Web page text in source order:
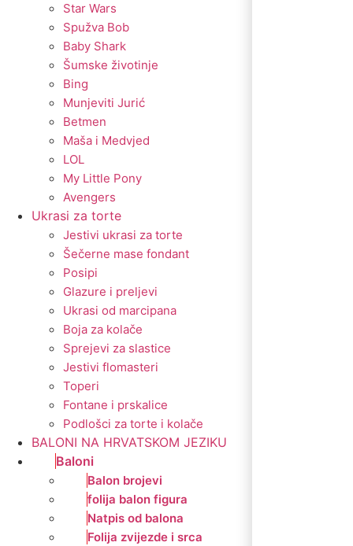
Star Wars
Spužva Bob
Baby Shark
Šumske životinje
Bing
Munjeviti Jurić
Betmen
Maša i Medvjed
LOL
My Little Pony
Avengers
Ukrasi za torte
Jestivi ukrasi za torte
Šečerne mase fondant
Posipi
Glazure i preljevi
Ukrasi od marcipana
Boja za kolače
Sprejevi za slastice
Jestivi flomasteri
Toperi
Fontane i prskalice
Podlošci za torte i kolače
BALONI NA HRVATSKOM JEZIKU
Baloni
Balon brojevi
folija balon figura
Natpis od balona
Folija zvijezde i srca